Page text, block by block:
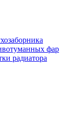
фар
радиатора